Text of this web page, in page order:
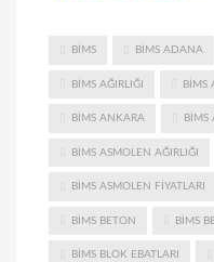
BIMS BIMS ADANA
BIMS AĞIRLIĞI BIMS
BIMS ANKARA BIMS
BIMS ASMOLEN AĞIRLIĞI
BIMS ASMOLEN FIYATLARI
BIMS BETON BIMS
BIMS BLOK EBATLARI